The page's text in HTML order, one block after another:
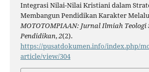
Integrasi Nilai-Nilai Kristiani dalam
Membangun Pendidikan Karakter
MOTOTOMPIAAN: Jurnal Ilmiah Teologi
Pendidikan,2(2).
https://pusatdokumen.info/index.php/
article/view/304